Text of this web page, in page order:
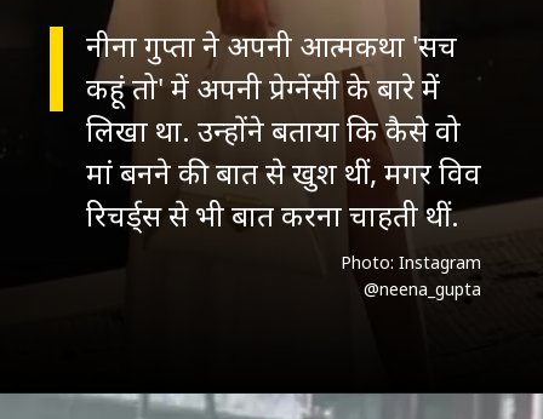
नीना गुप्ता ने अपनी आत्मकथा 'सच
कहूं तो' में अपनी प्रेग्नेंसी के बारे में
लिखा था. उन्होंने बताया कि कैसे वो
मां बनने की बात से खुश थीं, मगर विव
रिचर्ड्स से भी बात करना चाहती थीं.
Photo: Instagram
@neena_gupta